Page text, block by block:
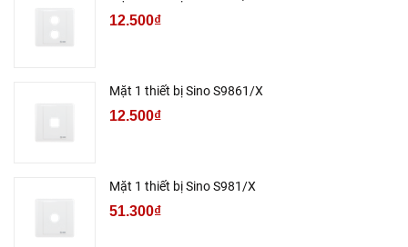
12.500₫
Mặt 1 thiết bị Sino S9861/X
12.500₫
Mặt 1 thiết bị Sino S981/X
51.300₫